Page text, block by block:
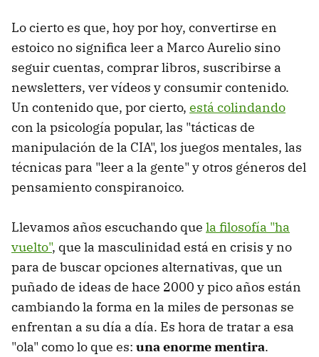
Lo cierto es que, hoy por hoy, convertirse en
estoico no significa leer a Marco Aurelio sino
seguir cuentas, comprar libros, suscribirse a
newsletters, ver vídeos y consumir contenido.
Un contenido que, por cierto, está colindando
con la psicología popular, las "tácticas de
manipulación de la CIA", los juegos mentales, las
técnicas para "leer a la gente" y otros géneros del
pensamiento conspiranoico.
Llevamos años escuchando que la filosofía "ha
vuelto", que la masculinidad está en crisis y no
para de buscar opciones alternativas, que un
puñado de ideas de hace 2000 y pico años están
cambiando la forma en la miles de personas se
enfrentan a su día a día. Es hora de tratar a esa
"ola" como lo que es: una enorme mentira.